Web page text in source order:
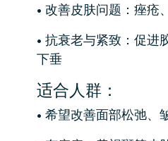
• 改善皮肤问题：痤疮
• 抗衰老与紧致：促进
下垂
适合人群：
• 希望改善面部松弛、